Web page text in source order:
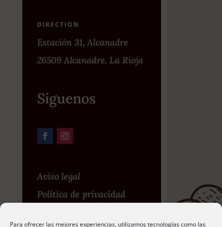
Para ofrecer las mejores experiencias, utilizamos tecnologías como las
DIRECTION
Estación 31, Alcanadre
26509 Alcanadre, La Rioja
Síguenos
Aviso legal
Política de privacidad